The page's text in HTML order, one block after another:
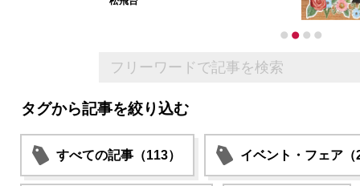
タグから記事を絞り込む
すべての記事（113） イベント・フェア（